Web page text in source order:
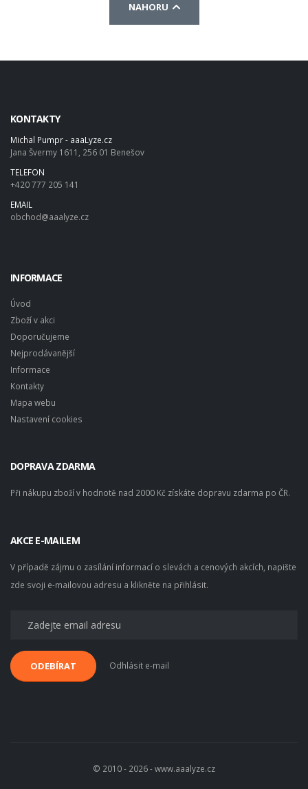
NAHORU
KONTAKTY
Michal Pumpr - aaaLyze.cz
Jana Švermy 1611, 256 01 Benešov
TELEFON
+420 777 205 141
EMAIL
obchod@aaalyze.cz
INFORMACE
Úvod
Zboží v akci
Doporučujeme
Nejprodávanější
Informace
Kontakty
Mapa webu
Nastavení cookies
DOPRAVA ZDARMA
Při nákupu zboží v hodnotě nad 2000 Kč získáte dopravu zdarma po ČR.
AKCE E-MAILEM
V případě zájmu o zasílání informací o slevách a cenových akcích, napište
zde svoji e-mailovou adresu a klikněte na přihlásit.
ODEBÍRAT Odhlásit e-mail
© 2010 - 2026 - www.aaalyze.cz